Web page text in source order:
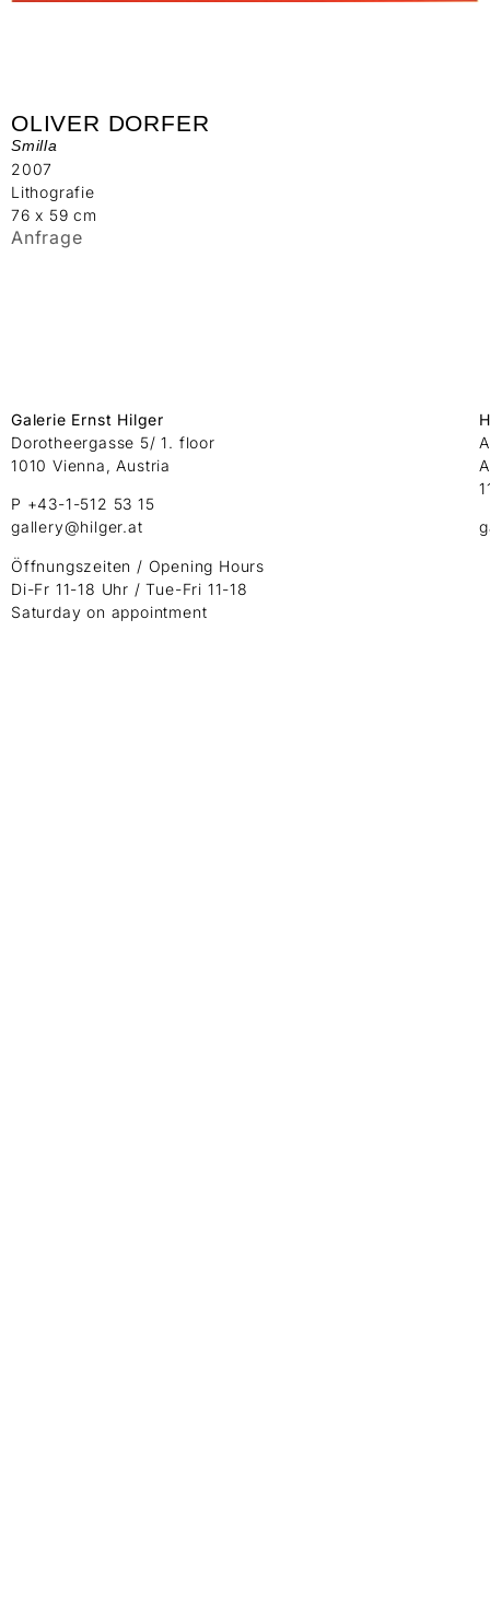
OLIVER DORFER
Smilla
2007
Lithografie
76 x 59 cm
Anfrage
Galerie Ernst Hilger
Dorotheergasse 5/ 1. floor
1010 Vienna, Austria
P +43-1-512 53 15
gallery@hilger.at
Öffnungszeiten / Opening Hours
Di-Fr 11-18 Uhr / Tue-Fri 11-18
Saturday on appointment